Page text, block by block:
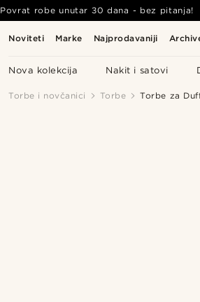
Noviteti Marke Najprodavaniji
Nova kolekcija Nakit i satovi
Povrat robe unutar 30 dana - bez pitanja!
Torbe i novčanici Torbe Torbe za